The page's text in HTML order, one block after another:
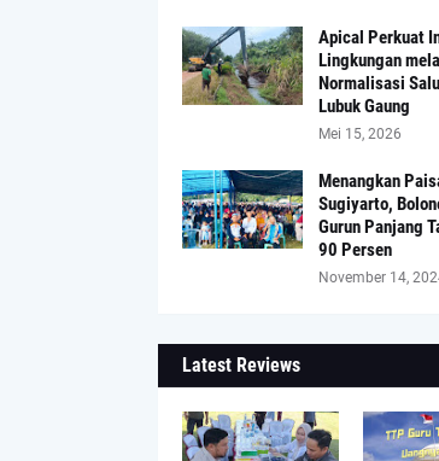
Apical Perkuat
Lingkungan
Normalisasi
Lubuk Gaung
Mei 15, 2026
Menangkan
Sugiyarto,
Gurun Panjang
90 Persen
November 14,
Latest Reviews